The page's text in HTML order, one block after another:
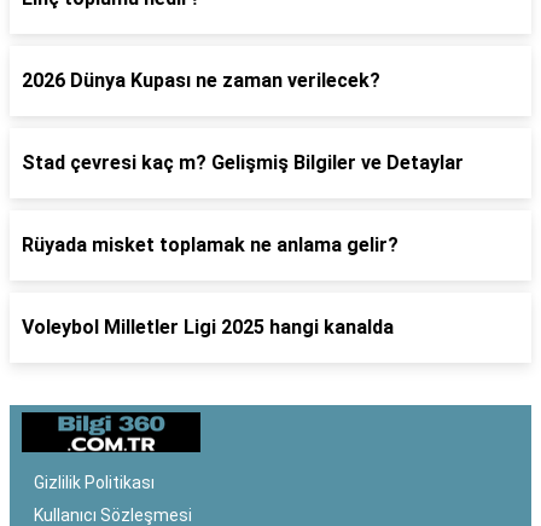
2026 Dünya Kupası ne zaman verilecek?
Stad çevresi kaç m? Gelişmiş Bilgiler ve Detaylar
Rüyada misket toplamak ne anlama gelir?
Voleybol Milletler Ligi 2025 hangi kanalda
Gizlilik Politikası
Kullanıcı Sözleşmesi